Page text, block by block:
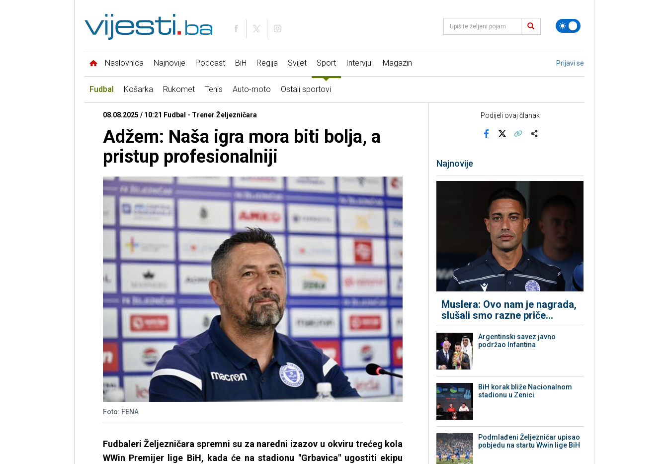
Naslovnica Najnovije Podcast BiH Regija Svijet Sport Intervjui Magazin Prijavi se
Fudbal Košarka Rukomet Tenis Auto-moto Ostali sportovi
08.08.2025 / 10:21 Fudbal - Trener Željezničara
Adžem: Naša igra mora biti bolja, a
pristup profesionalniji
Foto: FENA
Fudbaleri Željezničara spremni su za naredni izazov u okviru trećeg kola
WWin Premijer lige BiH, kada će na stadionu "Grbavica" ugostiti ekipu
Podijeli ovaj članak
Najnovije
Muslera: Ovo nam je nagrada,
slušali smo razne priče...
Argentinski savez javno
podržao Infantina
BiH korak bliže Nacionalnom
stadionu u Zenici
Podmlađeni Željezničar upisao
pobjedu na startu Wwin lige BiH